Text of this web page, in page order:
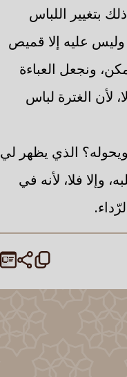
بتغيير اللباس
وليس عليه إلا قميص
ونجعل العباءة
لأن الغترة لباس
الذي يظهر لي
وإلا فلا، لأنه في